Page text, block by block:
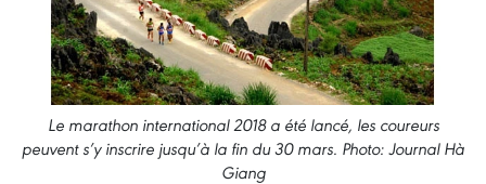
Le marathon international 2018 a été lancé, les coureurs
peuvent s’y inscrire jusqu’à la fin du 30 mars. Photo: Journal Hà
Giang